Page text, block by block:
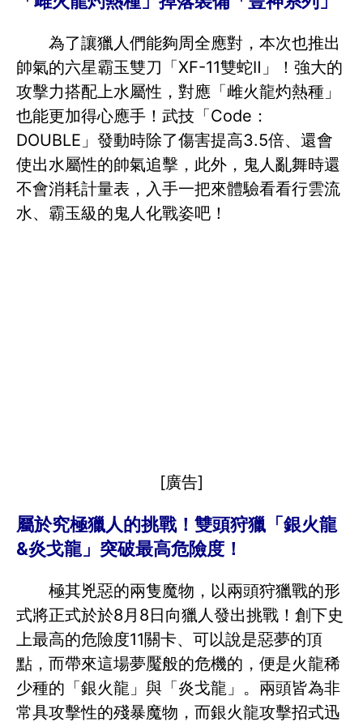
為了讓獵人們能夠周全應對，本次也推出
帥氣的六星霸玉雙刀「XF-11雙蛇Ⅱ」！強大的
攻擊力搭配上水屬性，對應「雌火龍灼熱種」
也能更加得心應手！武技「Code：
DOUBLE」發動時除了傷害提高3.5倍、還會
使出水屬性的帥氣追擊，此外，鬼人亂舞時還
不會消耗計量表，入手一把來體驗看看行雲流
水、霸玉級的鬼人化戰姿吧！
[廣告]
屬於究極獵人的挑戰！雙頭狩獵「銀火龍
&炎戈龍」突破最高危險度！
極其兇惡的兩隻魔物，以兩頭狩獵戰的形
式將正式於於8月8日向獵人發出挑戰！創下史
上最高的危險度11關卡、可以說是惡夢的頂
點，而帶來這場夢魘般的危機的，便是火龍稀
少種的「銀火龍」與「炎戈龍」。兩頭皆為非
常具攻擊性的殘暴魔物，而銀火龍攻擊招式迅